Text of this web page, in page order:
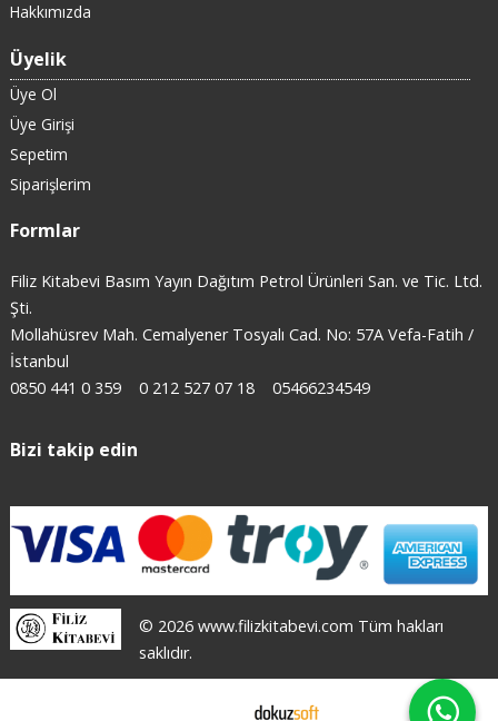
Hakkımızda
Üyelik
Üye Ol
Üye Girişi
Sepetim
Siparişlerim
Formlar
Filiz Kitabevi Basım Yayın Dağıtım Petrol Ürünleri San. ve Tic. Ltd.
Şti.
Mollahüsrev Mah. Cemalyener Tosyalı Cad. No: 57A Vefa-Fatih /
İstanbul
0850 441 0 359
0 212 527 07 18 05466234549
Bizi takip edin
© 2026 www.filizkitabevi.com Tüm hakları
saklıdır.